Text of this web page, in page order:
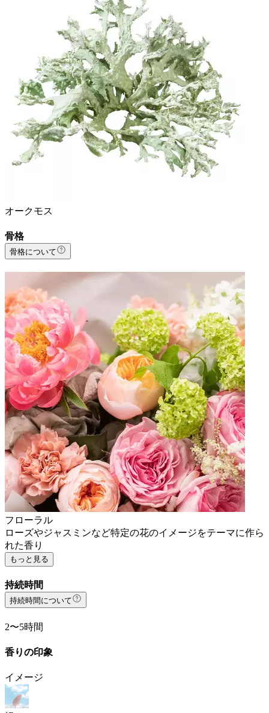
オークモス
骨格
骨格について
フローラル
ローズやジャスミンなど特定の花のイメージをテーマに作ら
れた香り
もっと見る
持続時間
持続時間について
2〜5時間
香りの印象
イメージ